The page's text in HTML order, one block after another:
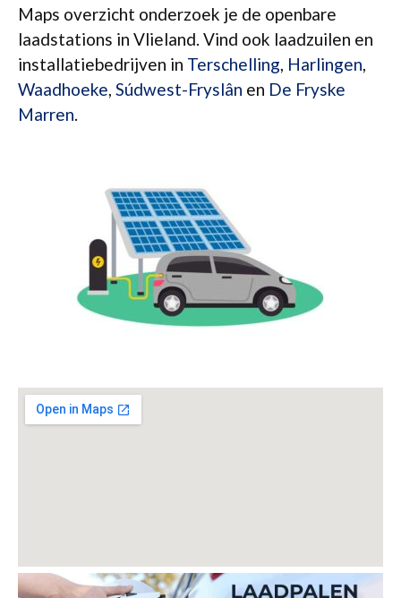
Maps overzicht onderzoek je de openbare
laadstations in Vlieland. Vind ook laadzuilen en
installatiebedrijven in Terschelling, Harlingen,
Waadhoeke, Súdwest-Fryslân en De Fryske
Marren.